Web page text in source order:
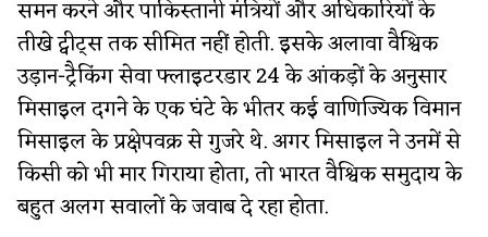
समन करने और पाकिस्तानी मंत्रियों और अधिकारियों के
तीखे ट्वीट्स तक सीमित नहीं होती. इसके अलावा वैश्विक
उड़ान-ट्रैकिंग सेवा फ्लाइटरडार 24 के आंकड़ों के अनुसार
मिसाइल दगने के एक घंटे के भीतर कई वाणिज्यिक विमान
मिसाइल के प्रक्षेपवक्र से गुजरे थे. अगर मिसाइल ने उनमें से
किसी को भी मार गिराया होता, तो भारत वैश्विक समुदाय के
बहुत अलग सवालों के जवाब दे रहा होता.